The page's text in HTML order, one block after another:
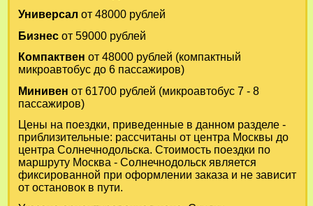
Универсал от 48000 рублей
Бизнесот 59000 рублей
Компактвен от 48000 рублей (компактный
микроавтобус до 6 пассажиров)
Минивен от 61700 рублей (микроавтобус 7 - 8
пассажиров)
Цены на поездки, приведенные в данном разделе -
приблизительные: рассчитаны от центра Москвы до
центра Солнечнодольска. Стоимость поездки по
маршруту Москва - Солнечнодольск является
фиксированной при оформлении заказа и не зависит
от остановок в пути.